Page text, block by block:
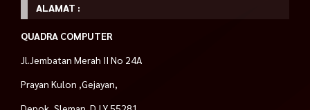
ALAMAT :
QUADRA COMPUTER
Jl.Jembatan Merah II No 24A
Prayan Kulon ,Gejayan,